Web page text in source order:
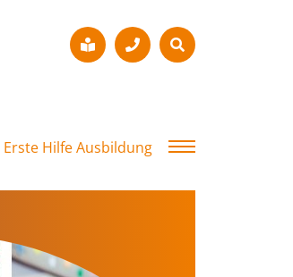
Erste Hilfe Ausbildung